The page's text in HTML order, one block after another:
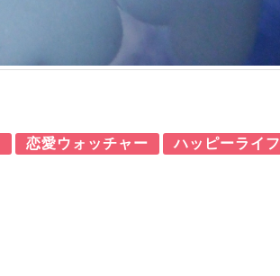
恋愛ウォッチャー ハッピーライフ